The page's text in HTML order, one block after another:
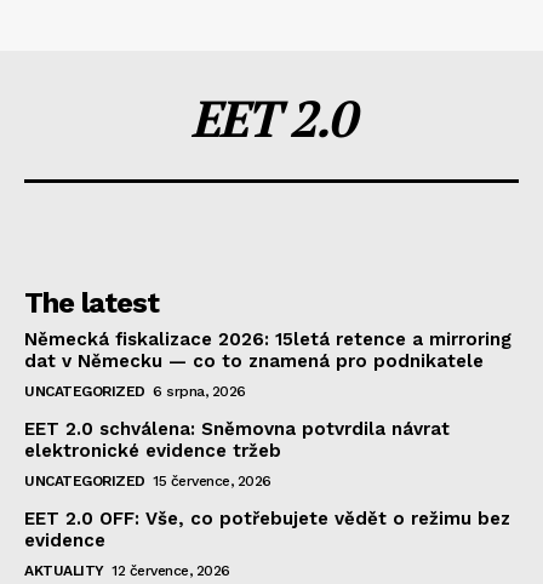
EET 2.0
The latest
Německá fiskalizace 2026: 15letá retence a mirroring
dat v Německu — co to znamená pro podnikatele
UNCATEGORIZED 6 srpna, 2026
EET 2.0 schválena: Sněmovna potvrdila návrat
elektronické evidence tržeb
UNCATEGORIZED 15 července, 2026
EET 2.0 OFF: Vše, co potřebujete vědět o režimu bez
evidence
AKTUALITY 12 července, 2026